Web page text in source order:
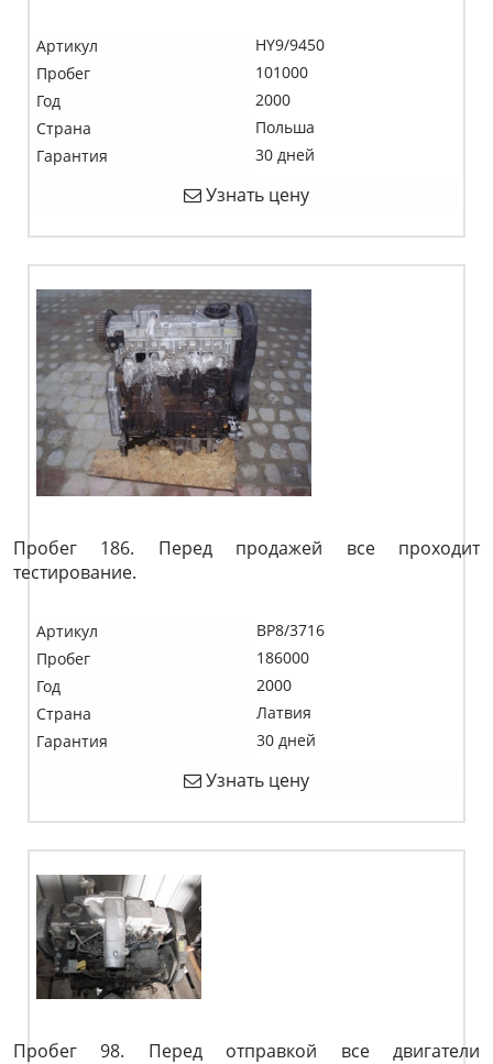
Артикул
HY9/9450
Пробег
101000
Год
2000
Страна
Польша
Гарантия
30 дней
Узнать цену
Пробег 186. Перед продажей все проходит
тестирование.
Артикул
BP8/3716
Пробег
186000
Год
2000
Страна
Латвия
Гарантия
30 дней
Узнать цену
Пробег 98. Перед отправкой все двигатели